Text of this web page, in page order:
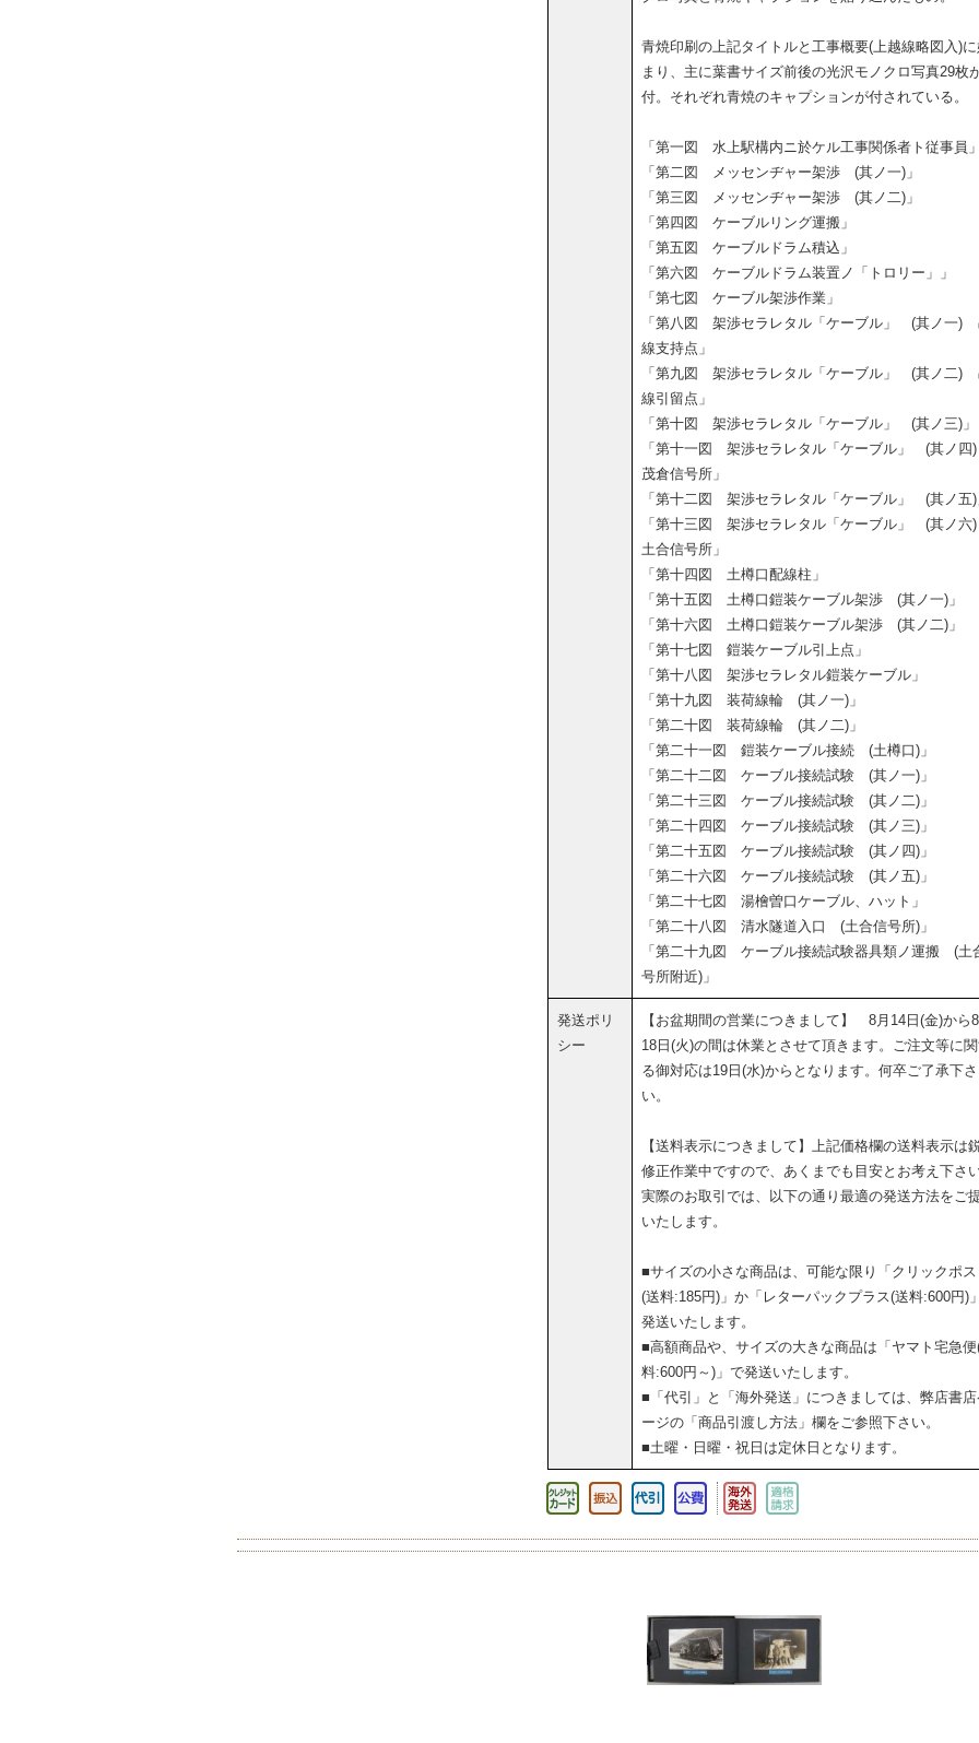
青焼印刷の上記タイトルと工事概要(上越線略図入)
まり、主に葉書サイズ前後の光沢モノクロ写真29枚
付。それぞれ青焼のキャプションが付されている。
「第一図 水上駅構内ニ於ケル工事関係者ト従事員」
「第二図 メッセンヂャー架渉 (其ノ一)」
「第三図 メッセンヂャー架渉 (其ノ二)」
「第四図 ケーブルリング運搬」
「第五図 ケーブルドラム積込」
「第六図 ケーブルドラム装置ノ「トロリー」」
「第七図 ケーブル架渉作業」
「第八図 架渉セラレタル「ケーブル」 (其ノ一)
線支持点」
「第九図 架渉セラレタル「ケーブル」 (其ノ二)
線引留点」
「第十図 架渉セラレタル「ケーブル」 (其ノ三)」
「第十一図 架渉セラレタル「ケーブル」 (其ノ
茂倉信号所」
「第十二図 架渉セラレタル「ケーブル」 (其ノ五)
「第十三図 架渉セラレタル「ケーブル」 (其ノ
土合信号所」
「第十四図 土樽口配線柱」
「第十五図 土樽口鎧装ケーブル架渉 (其ノ一)」
「第十六図 土樽口鎧装ケーブル架渉 (其ノ二)」
「第十七図 鎧装ケーブル引上点」
「第十八図 架渉セラレタル鎧装ケーブル」
「第十九図 装荷線輪 (其ノ一)」
「第二十図 装荷線輪 (其ノ二)」
「第二十一図 鎧装ケーブル接続 (土樽口)」
「第二十二図 ケーブル接続試験 (其ノ一)」
「第二十三図 ケーブル接続試験 (其ノ二)」
「第二十四図 ケーブル接続試験 (其ノ三)」
「第二十五図 ケーブル接続試験 (其ノ四)」
「第二十六図 ケーブル接続試験 (其ノ五)」
「第二十七図 湯檜曽口ケーブル、ハット」
「第二十八図 清水隧道入口 (土合信号所)」
「第二十九図 ケーブル接続試験器具類ノ運搬 (土
号所附近)」
発送ポリ
シー
【お盆期間の営業につきまして】 8月14日(金)から8
18日(火)の間は休業とさせて頂きます。ご注文等に
る御対応は19日(水)からとなります。何卒ご了承下さ
い。
【送料表示につきまして】上記価格欄の送料表示は
修正作業中ですので、あくまでも目安とお考え下さい
実際のお取引では、以下の通り最適の発送方法をご
いたします。
■サイズの小さな商品は、可能な限り「クリックポス
(送料:185円)」か「レターパックプラス(送料:600円)
発送いたします。
■高額商品や、サイズの大きな商品は「ヤマト宅急便
料:600円～)」で発送いたします。
■「代引」と「海外発送」につきましては、弊店書
ージの「商品引渡し方法」欄をご参照下さい。
■土曜・日曜・祝日は定休日となります。